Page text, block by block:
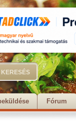
Fórum